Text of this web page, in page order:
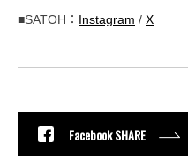
■SATOH： Instagram / X
Facebook SHARE